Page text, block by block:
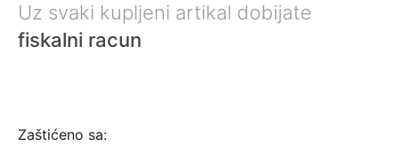
Uz svaki kupljeni artikal dobijate
fiskalni racun
Zaštićeno sa: